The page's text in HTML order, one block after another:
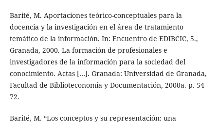
Barité, M. Aportaciones teórico-conceptuales para la
docencia y la investigación en el área de tratamiento
temático de la información. In: Encuentro de EDIBCIC, 5.,
Granada, 2000. La formación de profesionales e
investigadores de la información para la sociedad del
conocimiento. Actas […]. Granada: Universidad de Granada,
Facultad de Biblioteconomia y Documentación, 2000a. p. 54-
72.
Barité, M. “Los conceptos y su representación: una